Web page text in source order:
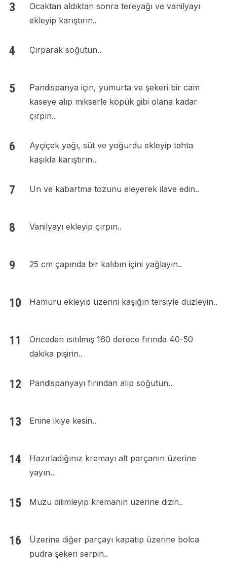
Ocaktan aldıktan sonra tereyağı ve vanilyayı
ekleyip karıştırın..
Çırparak soğutun..
Pandispanya için, yumurta ve şekeri bir cam
kaseye alıp mikserle köpük gibi olana kadar
çırpın..
Ayçiçek yağı, süt ve yoğurdu ekleyip tahta
kaşıkla karıştırın..
Un ve kabartma tozunu eleyerek ilave edin..
Vanilyayı ekleyip çırpın..
25 cm çapında bir kalıbın içini yağlayın..
Hamuru ekleyip üzerini kaşığın tersiyle düzleyin..
Önceden ısıtılmış 160 derece fırında 40-50
dakika pişirin..
Pandispanyayı fırından alıp soğutun..
Enine ikiye kesin..
Hazırladığınız kremayı alt parçanın üzerine
yayın..
Muzu dilimleyip kremanın üzerine dizin..
Üzerine diğer parçayı kapatıp üzerine bolca
pudra şekeri serpin..